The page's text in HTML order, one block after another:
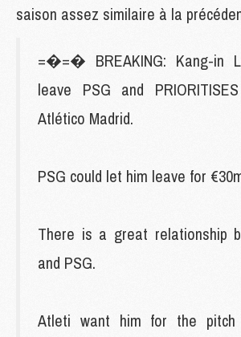
saison assez similaire à la
=�=� BREAKING: Kang-in
leave PSG and
Atlético Madrid.
PSG could let him leave for
There is a great relationship
and PSG.
Atleti want him for the